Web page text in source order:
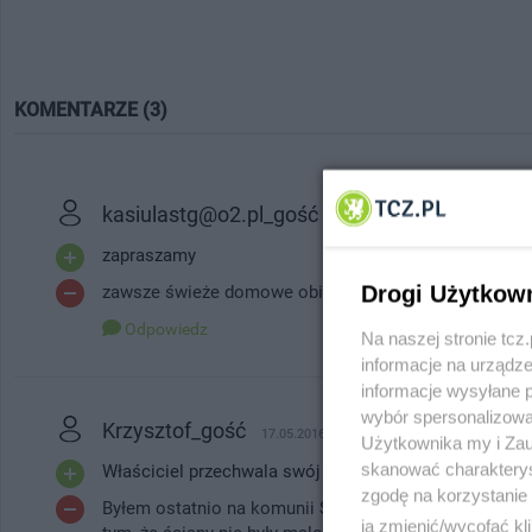
KOMENTARZE (3)
kasiulastg@o2.pl_gość 30.08.2014, 20:22
zapraszamy
zawsze świeże domowe obiadki zapraszamy
Odpowiedz
Krzysztof_gość 17.05.2016, 11:19
Właściciel przechwala swój lokal.
Byłem ostatnio na komunii Swiętej w tej restauracji
Drogi
Na naszej stronie
informacje na
informacje wysyłane
wybór
Użytkownika my i
skanować
zgodę na
ją zmienić/wycofać